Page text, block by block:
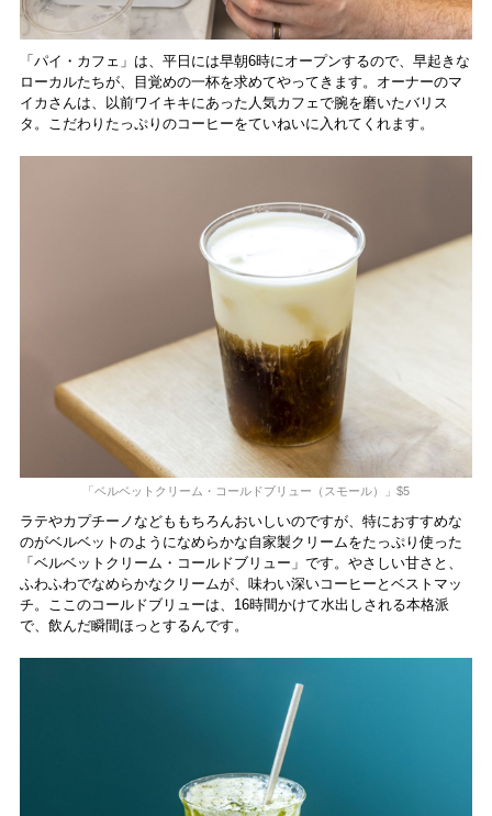
「パイ・カフェ」は、平日には早朝6時にオープンするので、早起きな
ローカルたちが、目覚めの一杯を求めてやってきます。オーナーのマ
イカさんは、以前ワイキキにあった人気カフェで腕を磨いたバリス
タ。こだわりたっぷりのコーヒーをていねいに入れてくれます。
「ベルベットクリーム・コールドブリュー（スモール）」$5
ラテやカプチーノなどももちろんおいしいのですが、特におすすめな
のがベルベットのようになめらかな自家製クリームをたっぷり使った
「ベルベットクリーム・コールドブリュー」です。やさしい甘さと、
ふわふわでなめらかなクリームが、味わい深いコーヒーとベストマッ
チ。ここのコールドブリューは、16時間かけて水出しされる本格派
で、飲んだ瞬間ほっとするんです。